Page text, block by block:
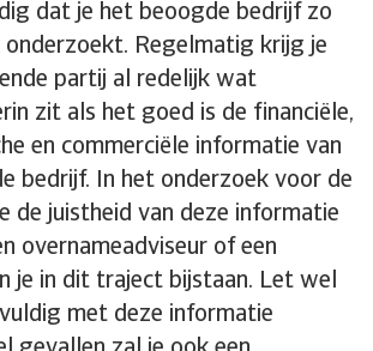
dat je het beoogde bedrijf zo
Regelmatig krijg je
partij al redelijk wat
zit als het goed is de financiële,
en commerciële informatie van
bedrijf. In het onderzoek voor de
de juistheid van deze informatie
overnameadviseur of een
je in dit traject bijstaan. Let wel
met deze informatie